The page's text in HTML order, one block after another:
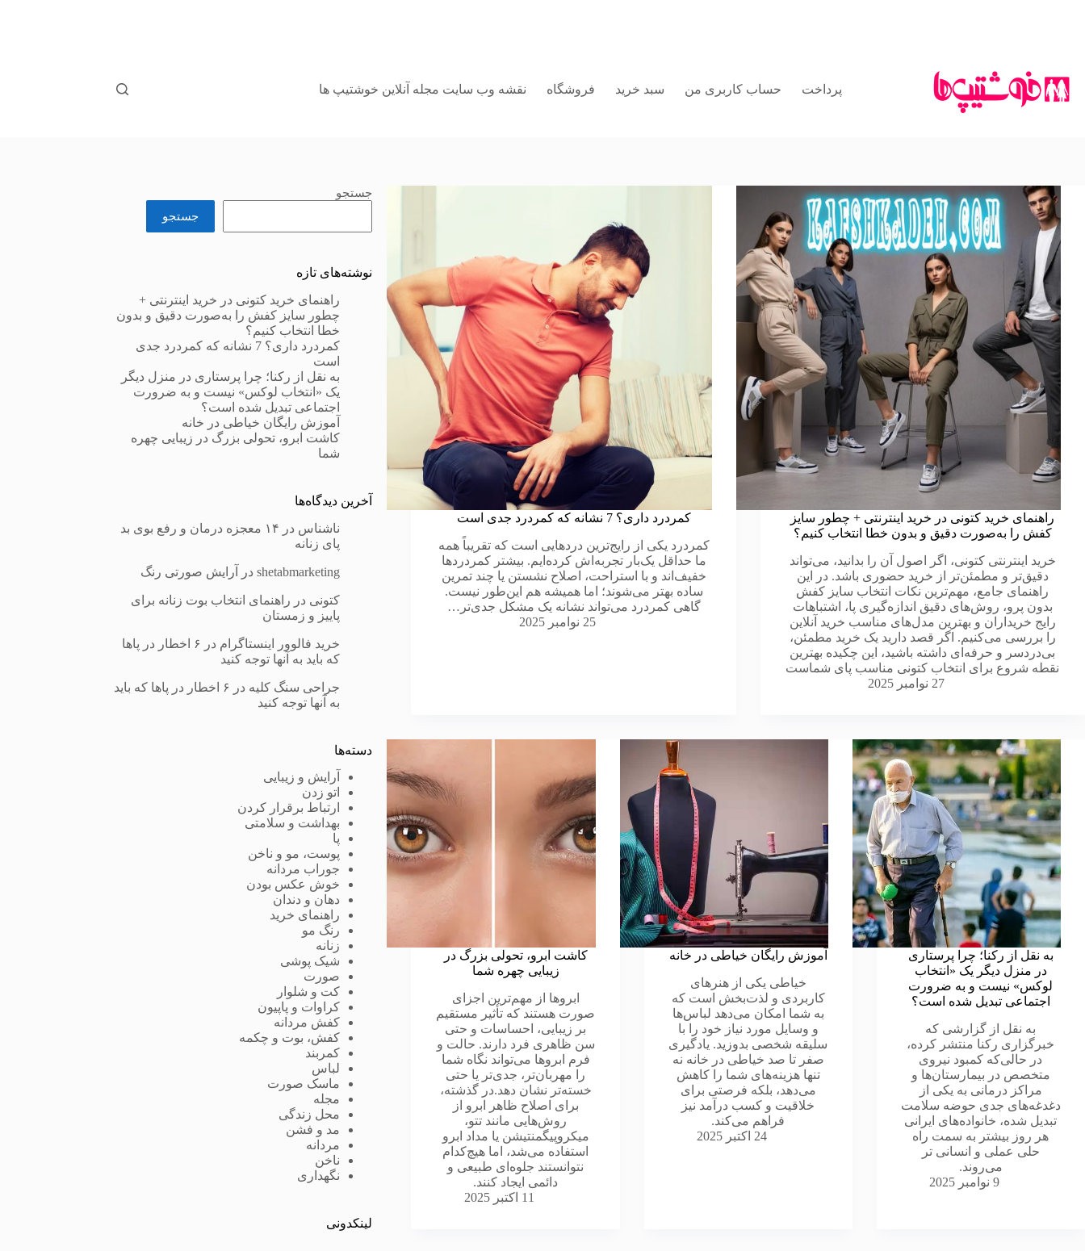
پرداخت حساب کاربری من سبد خرید فروشگاه نقشه وب سایت مجله آنلاین خوشتیپ ها
راهنمای خرید کتونی در خرید اینترنتی + چطور سایز
کفش را به‌صورت دقیق و بدون خطا انتخاب کنیم؟
خرید اینترنتی کتونی، اگر اصول آن را بدانید، می‌تواند
دقیق‌تر و مطمئن‌تر از خرید حضوری باشد. در این
راهنمای جامع، مهم‌ترین نکات انتخاب سایز کفش
بدون پرو، روش‌های دقیق اندازه‌گیری پا، اشتباهات
رایج خریداران و بهترین مدل‌های مناسب خرید آنلاین
را بررسی می‌کنیم. اگر قصد دارید یک خرید مطمئن،
بی‌دردسر و حرفه‌ای داشته باشید، این چکیده بهترین
نقطه شروع برای انتخاب کتونی مناسب پای شماست
27 نوامبر 2025
کمردرد داری؟ 7 نشانه که کمردرد جدی است
کمردرد یکی از رایج‌ترین دردهایی است که تقریباً همه
ما حداقل یک‌بار تجربه‌اش کرده‌ایم. بیشتر کمردردها
خفیف‌اند و با استراحت، اصلاح نشستن یا چند تمرین
ساده بهتر می‌شوند؛ اما همیشه هم این‌طور نیست.
گاهی کمردرد می‌تواند نشانه یک مشکل جدی‌تر…
25 نوامبر 2025
به نقل از رکنا؛ چرا پرستاری
در منزل دیگر یک «انتخاب
لوکس» نیست و به ضرورت
اجتماعی تبدیل شده است؟
به نقل از گزارشی که
خبرگزاری رکنا منتشر کرده،
در حالی‌که کمبود نیروی
متخصص در بیمارستان‌ها و
مراکز درمانی به یکی از
دغدغه‌های جدی حوضه سلامت
تبدیل شده، خانواده‌های ایرانی
هر روز بیشتر به سمت راه‌
حلی عملی و انسانی‌ تر
می‌روند.
9 نوامبر 2025
آموزش رایگان خیاطی در خانه
خیاطی یکی از هنرهای
کاربردی و لذت‌بخش است که
به شما امکان می‌دهد لباس‌ها
و وسایل مورد نیاز خود را با
سلیقه شخصی بدوزید. یادگیری
صفر تا صد خیاطی در خانه نه
تنها هزینه‌های شما را کاهش
می‌دهد، بلکه فرصتی برای
خلاقیت و کسب درآمد نیز
فراهم می‌کند.
24 اکتبر 2025
کاشت ابرو، تحولی بزرگ در
زیبایی چهره شما
ابروها از مهم‌ترین اجزای
صورت هستند که تأثیر مستقیم
بر زیبایی، احساسات و حتی
سن ظاهری فرد دارند. حالت و
فرم ابروها می‌تواند نگاه شما
را مهربان‌تر، جدی‌تر یا حتی
خسته‌تر نشان دهد.در گذشته،
برای اصلاح ظاهر ابرو از
روش‌هایی مانند تتو،
میکروپیگمنتیشن یا مداد ابرو
استفاده می‌شد، اما هیچ‌کدام
نتوانستند جلوه‌ای طبیعی و
دائمی ایجاد کنند.
11 اکتبر 2025
جستجو
جستجو
نوشته‌های تازه
راهنمای خرید کتونی در خرید اینترنتی +
چطور سایز کفش را به‌صورت دقیق و بدون
خطا انتخاب کنیم؟
کمردرد داری؟ 7 نشانه که کمردرد جدی
است
به نقل از رکنا؛ چرا پرستاری در منزل دیگر
یک «انتخاب لوکس» نیست و به ضرورت
اجتماعی تبدیل شده است؟
آموزش رایگان خیاطی در خانه
کاشت ابرو، تحولی بزرگ در زیبایی چهره
شما
آخرین دیدگاه‌ها
ناشناس در
۱۴ معجزه درمان و رفع بوی بد
پای زنانه
shetabmarketing در آرایش صورتی رنگ
کتونی در راهنمای انتخاب بوت زنانه برای
پاییز و زمستان
خرید فالوور اینستاگرام در
۶ اخطار در پاها
که باید به آنها توجه کنید
جراحی سنگ کلیه در
۶ اخطار در پاها که باید
به آنها توجه کنید
دسته‌ها
آرایش و زیبایی
اتو زدن
ارتباط برقرار کردن
بهداشت و سلامتی
پا
پوست، مو و ناخن
جوراب مردانه
خوش عکس بودن
دهان و دندان
راهنمای خرید
رنگ مو
زنانه
شیک پوشی
صورت
کت و شلوار
کراوات و پاپیون
کفش مردانه
کفش، بوت و چکمه
کمربند
لباس
ماسک صورت
مجله
محل زندگی
مد و فشن
مردانه
ناخن
نگهداری
لینکدونی